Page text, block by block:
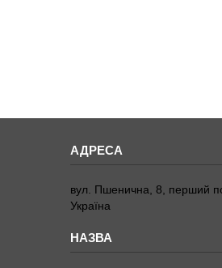
вул. Пшенична, 8, перший
Україна